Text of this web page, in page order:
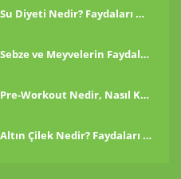
Su Diyeti Nedir? Faydaları Nelerdir?
Sebze ve Meyvelerin Faydaları!
Pre-Workout Nedir, Nasıl Kullanılır?
Altın Çilek Nedir? Faydaları Nelerdir?